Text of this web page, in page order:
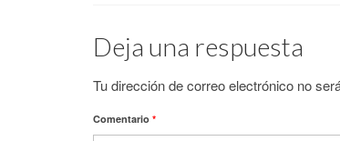
Deja una respuesta
Tu dirección de correo electrónico no
Comentario *